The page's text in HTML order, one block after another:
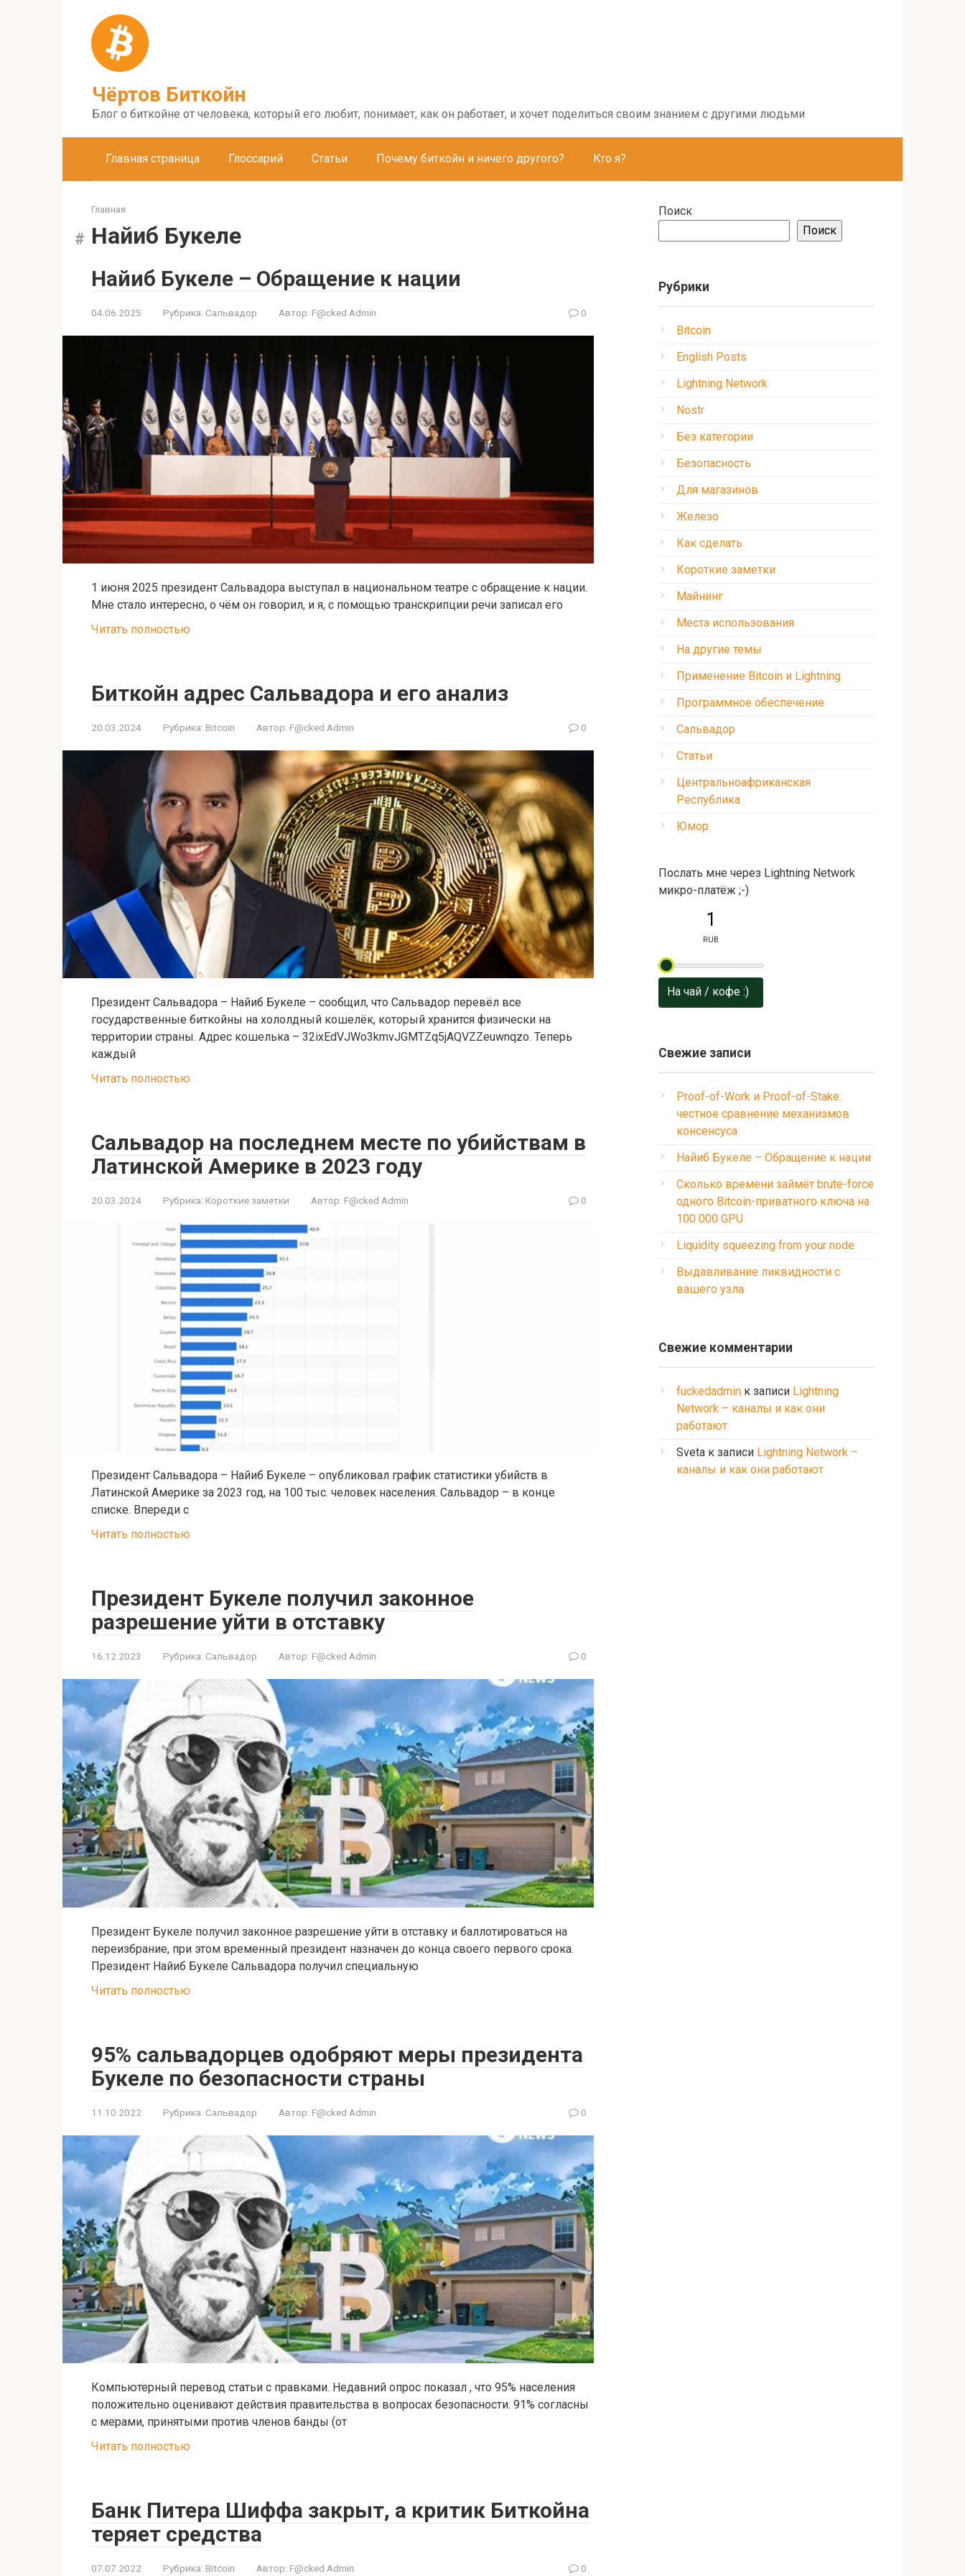
Чёртов Биткойн
Блог о биткойне от человека, который его любит, понимает, как он работает, и хочет поделиться своим знанием с другими людьми
Главная страница Глоссарий Статьи Почему биткойн и ничего другого? Кто я?
Главная
Найиб Букеле
Найиб Букеле – Обращение к нации
04.06.2025 Рубрика: Сальвадор Автор: F@cked Admin 0
1 июня 2025 президент Сальвадора выступал в национальном театре с обращение к нации.
Мне стало интересно, о чём он говорил, и я, с помощью транскрипции речи записал его
Читать полностью
Биткойн адрес Сальвадора и его анализ
20.03.2024 Рубрика: Bitcoin Автор: F@cked Admin 0
Президент Сальвадора – Найиб Букеле – сообщил, что Сальвадор перевёл все
государственные биткойны на хололдный кошелёк, который хранится физически на
территории страны. Адрес кошелька – 32ixEdVJWo3kmvJGMTZq5jAQVZZeuwnqzo. Теперь
каждый
Читать полностью
Сальвадор на последнем месте по убийствам в
Латинской Америке в 2023 году
20.03.2024 Рубрика: Короткие заметки Автор: F@cked Admin 0
Президент Сальвадора – Найиб Букеле – опубликовал график статистики убийств в
Латинской Америке за 2023 год, на 100 тыс. человек населения. Сальвадор – в конце
списке. Впереди с
Читать полностью
Президент Букеле получил законное
разрешение уйти в отставку
16.12.2023 Рубрика: Сальвадор Автор: F@cked Admin 0
Президент Букеле получил законное разрешение уйти в отставку и баллотироваться на
переизбрание, при этом временный президент назначен до конца своего первого срока.
Президент Найиб Букеле Сальвадора получил специальную
Читать полностью
95% сальвадорцев одобряют меры президента
Букеле по безопасности страны
11.10.2022 Рубрика: Сальвадор Автор: F@cked Admin 0
Компьютерный перевод статьи с правками. Недавний опрос показал , что 95% населения
положительно оценивают действия правительства в вопросах безопасности. 91% согласны
с мерами, принятыми против членов банды (от
Читать полностью
Банк Питера Шиффа закрыт, а критик Биткойна
теряет средства
07.07.2022 Рубрика: Bitcoin Автор: F@cked Admin 0
Поиск
Поиск
Рубрики
Bitcoin
English Posts
Lightning Network
Nostr
Без категории
Безопасность
Для магазинов
Железо
Как сделать
Короткие заметки
Майнинг
Места использования
На другие темы
Применение Bitcoin и Lightning
Программное обеспечение
Сальвадор
Статьи
Центральноафриканская
Республика
Юмор
Послать мне через Lightning Network
микро-платёж ;-)
На чай / кофе :)
Свежие записи
Proof-of-Work и Proof-of-Stake:
честное сравнение механизмов
консенсуса
Найиб Букеле – Обращение к нации
Сколько времени займёт brute-force
одного Bitcoin-приватного ключа на
100 000 GPU
Liquidity squeezing from your node
Выдавливание ликвидности с
вашего узла
Свежие комментарии
fuckedadmin к записи Lightning
Network – каналы и как они
работают
Sveta к записи Lightning Network –
каналы и как они работают